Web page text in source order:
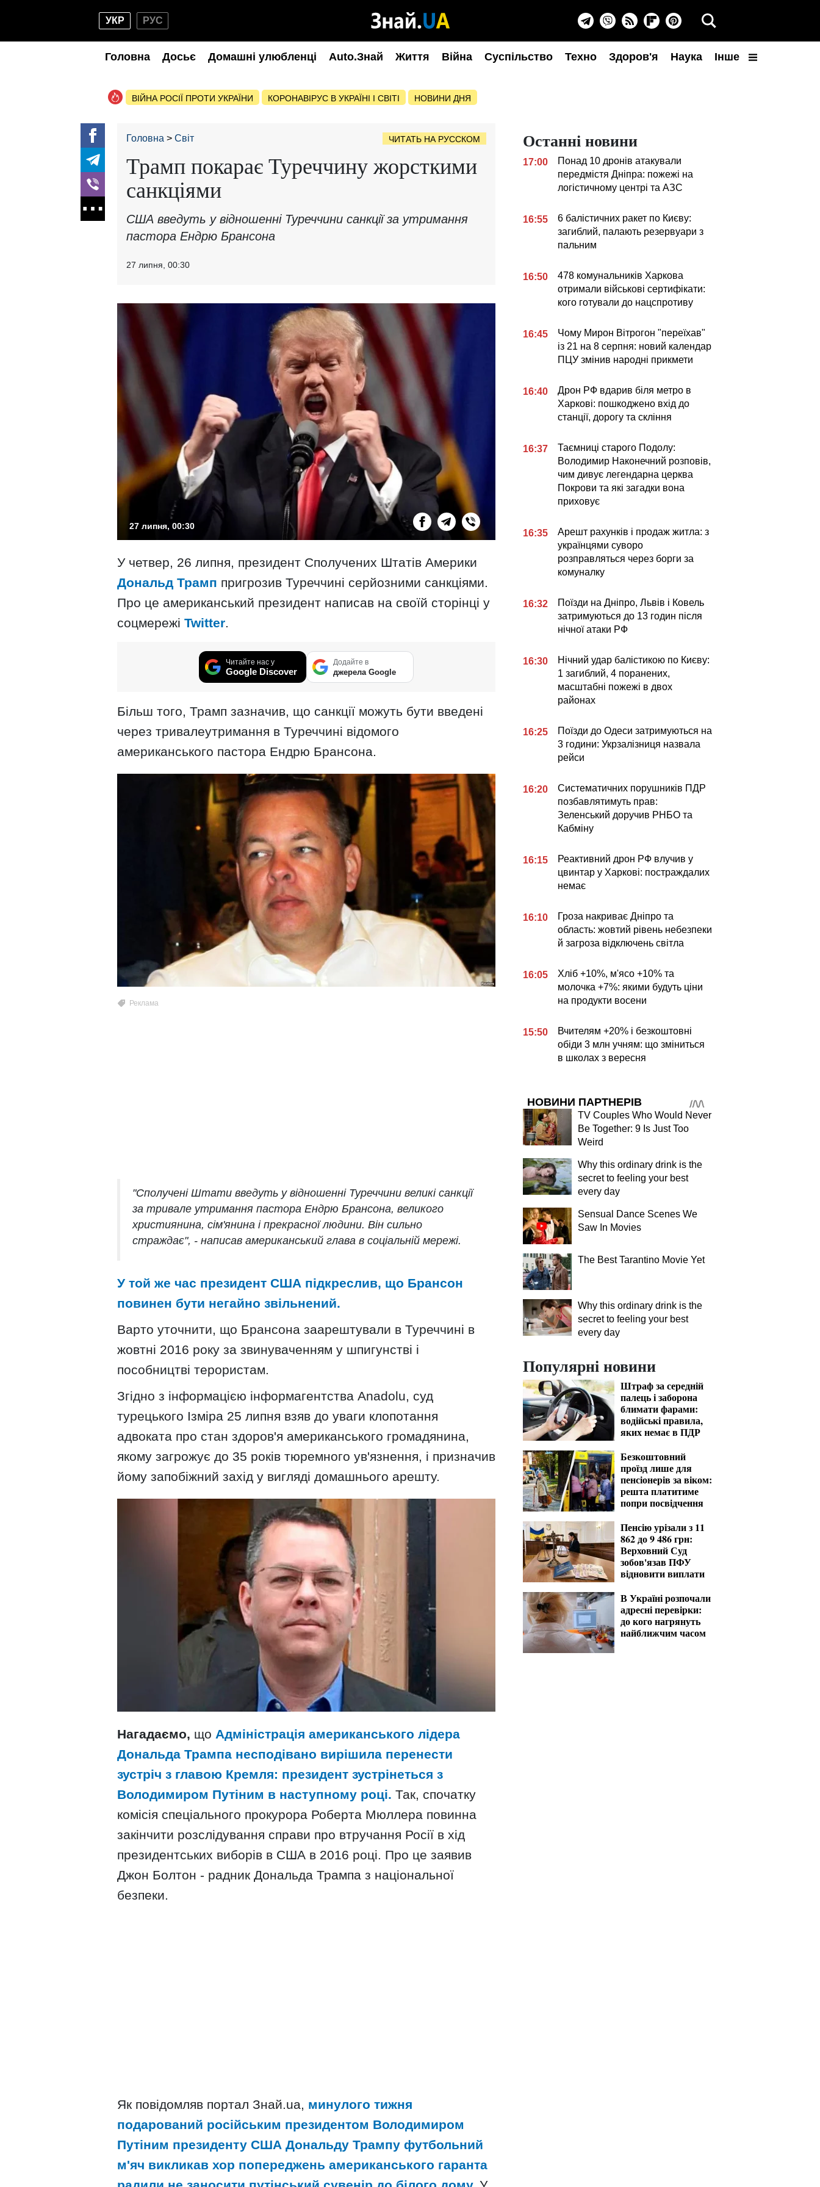
УКР РУС
Головна Досьє Домашні улюбленці Auto.Знай Життя Війна Суспільство Техно Здоров'я Наука Інше
ВІЙНА РОСІЇ ПРОТИ УКРАЇНИ КОРОНАВІРУС В УКРАЇНІ І СВІТІ НОВИНИ ДНЯ
Головна Світ ЧИТАТЬ НА РУССКОМ
Трамп покарає Туреччину жорсткими
санкціями
США введуть у відношенні Туреччини санкції за утримання
пастора Ендрю Брансона
27 липня, 00:30
27 липня, 00:30
У четвер, 26 липня, президент Сполучених Штатів Америки
Дональд Трамп пригрозив Туреччині серйозними санкціями.
Про це американський президент написав на своїй сторінці у
соцмережі Twitter.
Читайте нас у
Google Discover
Додайте в
джерела Google
Більш того, Трамп зазначив, що санкції можуть бути введені
через тривалеутримання в Туреччині відомого
американського пастора Ендрю Брансона.
"Сполучені Штати введуть у відношенні Туреччини великі санкції
за тривале утримання пастора Ендрю Брансона, великого
християнина, сім'янина і прекрасної людини. Він сильно
страждає", - написав американський глава в соціальній мережі.
У той же час президент США підкреслив, що Брансон
повинен бути негайно звільнений.
Варто уточнити, що Брансона заарештували в Туреччині в
жовтні 2016 року за звинуваченням у шпигунстві і
пособництві терористам.
Згідно з інформацією інформагентства Anadolu, суд
турецького Ізміра 25 липня взяв до уваги клопотання
адвоката про стан здоров'я американського громадянина,
якому загрожує до 35 років тюремного ув'язнення, і призначив
йому запобіжний захід у вигляді домашнього арешту.
Нагадаємо, що Адміністрація американського лідера
Дональда Трампа несподівано вирішила перенести
зустріч з главою Кремля: президент зустрінеться з
Володимиром Путіним в наступному році. Так, спочатку
комісія спеціального прокурора Роберта Мюллера повинна
закінчити розслідування справи про втручання Росії в хід
президентських виборів в США в 2016 році. Про це заявив
Джон Болтон - радник Дональда Трампа з національної
безпеки.
Як повідомляв портал Знай.uа, минулого тижня
подарований російським президентом Володимиром
Путіним президенту США Дональду Трампу футбольний
м'яч викликав хор попереджень американського гаранта
Останні новини
17:00
Понад 10 дронів атакували
передмістя Дніпра: пожежі на
логістичному центрі та АЗС
16:55
6 балістичних ракет по Києву:
загиблий, палають резервуари з
пальним
16:50
478 комунальників Харкова
отримали військові сертифікати:
кого готували до нацспротиву
16:45
Чому Мирон Вітрогон "переїхав"
із 21 на 8 серпня: новий календар
ПЦУ змінив народні прикмети
16:40
Дрон РФ вдарив біля метро в
Харкові: пошкоджено вхід до
станції, дорогу та скління
16:37
Таємниці старого Подолу:
Володимир Наконечний розповів,
чим дивує легендарна церква
Покрови та які загадки вона
приховує
16:35
Арешт рахунків і продаж житла: з
українцями суворо
розправляться через борги за
комуналку
16:32
Поїзди на Дніпро, Львів і Ковель
затримуються до 13 годин після
нічної атаки РФ
16:30
Нічний удар балістикою по Києву:
1 загиблий, 4 поранених,
масштабні пожежі в двох
районах
16:25
Поїзди до Одеси затримуються на
3 години: Укрзалізниця назвала
рейси
16:20
Систематичних порушників ПДР
позбавлятимуть прав:
Зеленський доручив РНБО та
Кабміну
16:15
Реактивний дрон РФ влучив у
цвинтар у Харкові: постраждалих
немає
16:10
Гроза накриває Дніпро та
область: жовтий рівень небезпеки
й загроза відключень світла
16:05
Хліб +10%, м'ясо +10% та
молочка +7%: якими будуть ціни
на продукти восени
15:50
Вчителям +20% і безкоштовні
обіди 3 млн учням: що зміниться
в школах з вересня
НОВИНИ ПАРТНЕРІВ
TV Couples Who Would Never
Be Together: 9 Is Just Too
Weird
Why this ordinary drink is the
secret to feeling your best
every day
Sensual Dance Scenes We
Saw In Movies
The Best Tarantino Movie Yet
Why this ordinary drink is the
secret to feeling your best
every day
Популярні новини
Штраф за середній
палець і заборона
блимати фарами:
водійські правила,
яких немає в ПДР
Безкоштовний
проїзд лише для
пенсіонерів за віком:
решта платитиме
попри посвідчення
Пенсію урізали з 11
862 до 9 486 грн:
Верховний Суд
зобов'язав ПФУ
відновити виплати
В Україні розпочали
адресні перевірки:
до кого нагрянуть
найближчим часом